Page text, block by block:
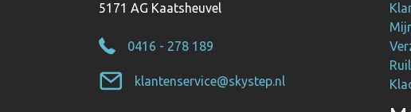
5171 AG Kaatsheuvel
0416 - 278 189
klantenservice@skystep.nl